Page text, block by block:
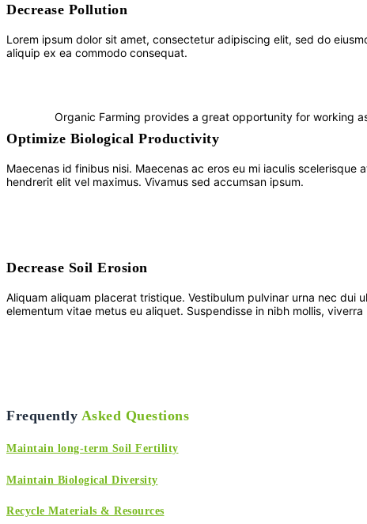
Decrease Pollution
Lorem ipsum dolor sit amet, consectetur adipiscing elit, sed do
aliquip ex ea commodo consequat.
Optimize Biological Productivity
Maecenas id finibus nisi. Maecenas ac eros eu mi iaculis
hendrerit elit vel maximus. Vivamus sed accumsan ipsum.
Decrease Soil Erosion
Aliquam aliquam placerat tristique. Vestibulum pulvinar urna nec
elementum vitae metus eu aliquet. Suspendisse in nibh mollis, viverra
Organic Farming provides a great opportunity for working
Frequently Asked Questions
Maintain long-term Soil Fertility
Maintain Biological Diversity
Recycle Materials & Resources